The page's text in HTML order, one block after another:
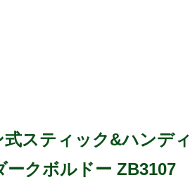
スティック&ハンデ
クボルドー ZB3107